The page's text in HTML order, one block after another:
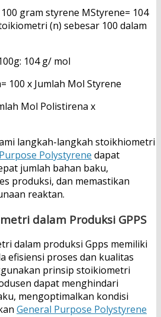
gram styrene MStyrene= 104
(n) sebesar 100 dalam
104 g/ mol
100 x Jumlah Mol Styrene
Mol Polistirena x
langkah-langkah stoikhiometri
Polystyrene dapat
jumlah bahan baku,
produksi, dan memastikan
reaktan.
dalam Produksi GPPS
dalam produksi Gpps memiliki
efisiensi proses dan kualitas
prinsip stoikiometri
dapat menghindari
mengoptimalkan kondisi
General Purpose Polystyrene